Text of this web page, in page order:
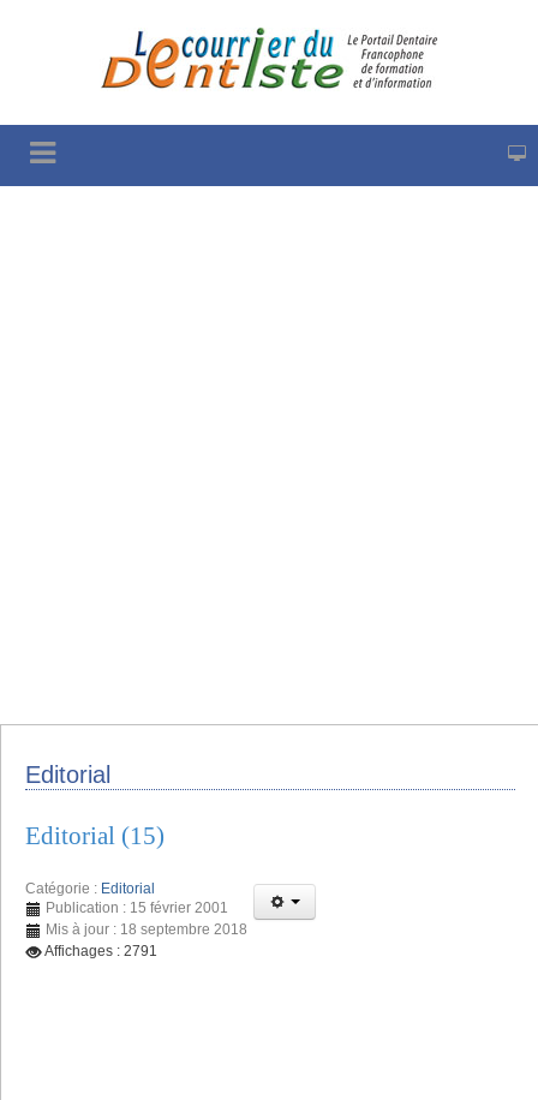
Editorial
Editorial (15)
Catégorie : Editorial
Publication : 15 février 2001
Mis à jour : 18 septembre 2018
Affichages : 2791